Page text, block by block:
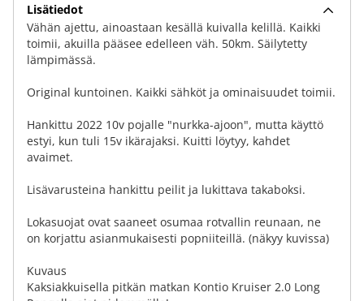
Lisätiedot
Vähän ajettu, ainoastaan kesällä kuivalla kelillä. Kaikki
toimii, akuilla pääsee edelleen väh. 50km. Säilytetty
lämpimässä.
Original kuntoinen. Kaikki sähköt ja ominaisuudet toimii.
Hankittu 2022 10v pojalle "nurkka-ajoon", mutta käyttö
estyi, kun tuli 15v ikärajaksi. Kuitti löytyy, kahdet
avaimet.
Lisävarusteina hankittu peilit ja lukittava takaboksi.
Lokasuojat ovat saaneet osumaa rotvallin reunaan, ne
on korjattu asianmukaisesti popniiteillä. (näkyy kuvissa)
Kuvaus
Kaksiakkuisella pitkän matkan Kontio Kruiser 2.0 Long